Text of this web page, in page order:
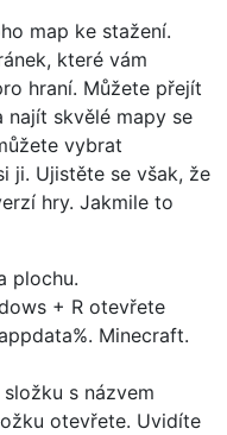
map ke stažení.
které vám
hraní. Můžete přejít
najít skvělé mapy se
vybrat
ji. Ujistěte se však, že
hry. Jakmile to
plochu.
+ R otevřete
Minecraft.
s názvem
otevřete. Uvidíte